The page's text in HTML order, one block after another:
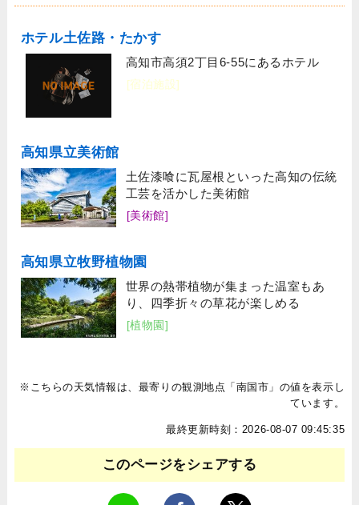
ホテル土佐路・たかす
高知市高須2丁目6-55にあるホテル
[宿泊施設]
高知県立美術館
土佐漆喰に瓦屋根といった高知の伝統
工芸を活かした美術館
[美術館]
高知県立牧野植物園
世界の熱帯植物が集まった温室もあ
り、四季折々の草花が楽しめる
[植物園]
※こちらの天気情報は、最寄りの観測地点「南国市」の値を表示し
ています。
最終更新時刻：2026-08-07 09:45:35
このページをシェアする